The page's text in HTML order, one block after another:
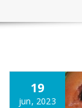
19
jun, 2023
Annonce